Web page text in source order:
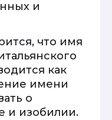
и
что имя
как
имени
о
и изобилии.